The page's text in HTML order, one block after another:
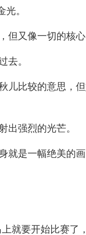
。
又像一切的核心
去。
儿比较的意思，
强烈的光芒。
是一幅绝美的画
就要开始比赛了